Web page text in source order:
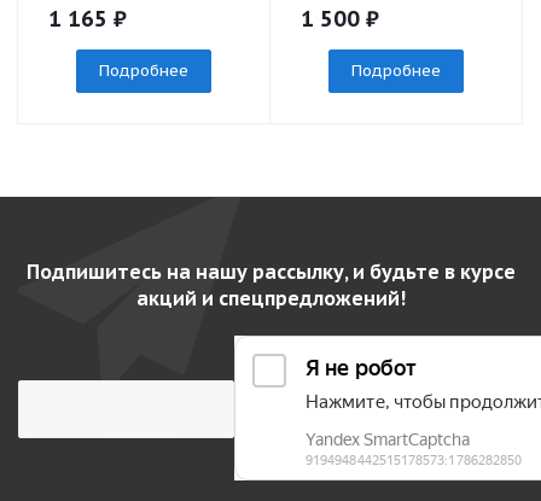
1 165 ₽
Подробнее
1 500 ₽
Подробнее
Подпишитесь на нашу рассылку, и будьте в курсе
акций и спецпредложений!